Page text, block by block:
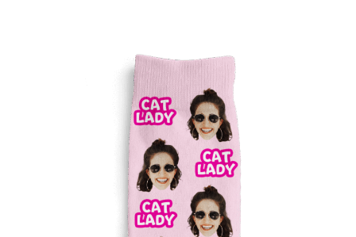
múltiples
variantes.
Las
opciones
pueden
elegir
en
la